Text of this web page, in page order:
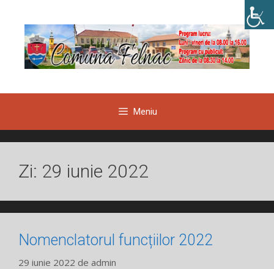
conținut
Meniu
Zi: 29 iunie 2022
Nomenclatorul funcțiilor 2022
29 iunie 2022 de admin